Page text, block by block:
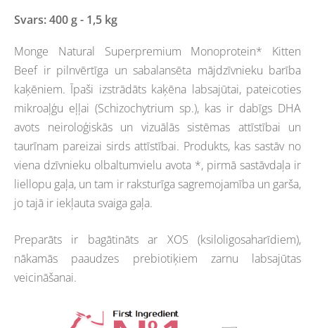
Svars: 400 g - 1,5 kg
Monge Natural Superpremium Monoprotein* Kitten
Beef ir pilnvērtīga un sabalansēta mājdzīvnieku barība
kaķēniem. Īpaši izstrādāts kaķēna labsajūtai, pateicoties
mikroaļģu eļļai (Schizochytrium sp.), kas ir dabīgs DHA
avots neiroloģiskās un vizuālās sistēmas attīstībai un
taurīnam pareizai sirds attīstībai. Produkts, kas sastāv no
viena dzīvnieku olbaltumvielu avota *, pirmā sastāvdaļa ir
liellopu gaļa, un tam ir raksturīga sagremojamība un garša,
jo tajā ir iekļauta svaiga gaļa.
Preparāts ir bagātināts ar XOS (ksiloligosaharīdiem),
nākamās paaudzes prebiotiķiem zarnu labsajūtas
veicināšanai.